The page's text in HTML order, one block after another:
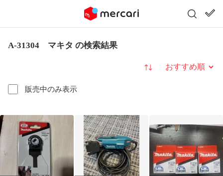
A-31304 マキタ の検索結果
販売中のみ表示
並び替え